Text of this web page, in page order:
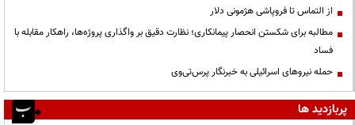
از التماس تا فروپاشی هژمونی دلار
مطالبه برای شکستن انحصار پیمانکاری؛ نظارت دقیق بر واگذاری پروژه‌ها، راهکار مقابله با
فساد
حمله نیروهای اسرائیلی به خبرنگار پرس‌تی‌وی
پربازدید ها